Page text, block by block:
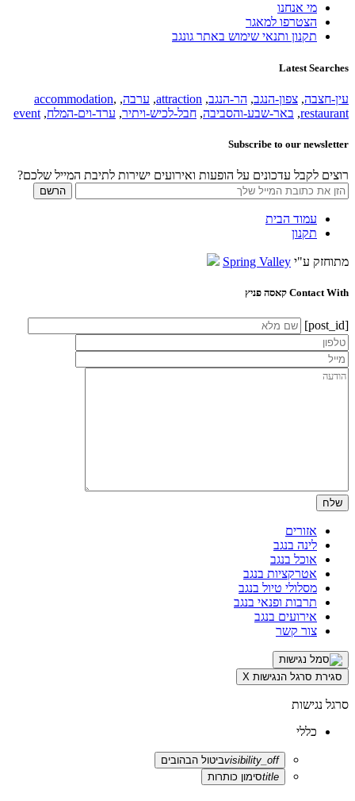
מי אנחנו
הצטרפו למאגר
תקנון ותנאי שימוש באתר גונגב
Latest Searches
עין-חצבה, צפון-הנגב, הר-הנגב,
attraction
, ערבה,
accommodation,
restaurant
, באר-שבע-והסביבה, חבל-לכיש-ויתיר, ערד-וים-המלח,
event
Subscribe to our newsletter
רוצים לקבל עדכונים על הופעות ואירועים ישירות לתיבת המייל שלכם?
עמוד הבית
תקנון
מתוחזק ע"י Spring Valley
Contact With קאסה פניץ
[post_id]
אזורים
לינה בנגב
אוכל בנגב
אטרקציות בנגב
מסלולי טיול בנגב
תרבות ופנאי בנגב
אירועים בנגב
צור קשר
סגירת סרגל הנגישות X
סרגל נגישות
כללי
visibility_offביטול הבהובים
titleסימון כותרות